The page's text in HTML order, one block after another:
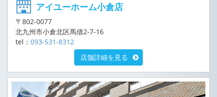
アイユーホーム小倉店
〒802-0077
北九州市小倉北区馬借2-7-16
tel： 093-531-8312
店舗詳細を見る